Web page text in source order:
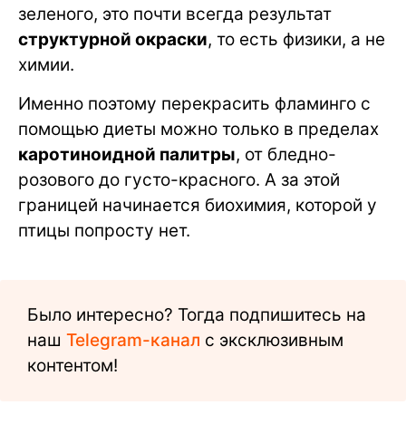
зеленого, это почти всегда результат
структурной окраски, то есть физики, а не
химии.
Именно поэтому перекрасить фламинго с
помощью диеты можно только в пределах
каротиноидной палитры, от бледно-
розового до густо-красного. А за этой
границей начинается биохимия, которой у
птицы попросту нет.
Было интересно? Тогда подпишитесь на
наш Telegram-канал с эксклюзивным
контентом!